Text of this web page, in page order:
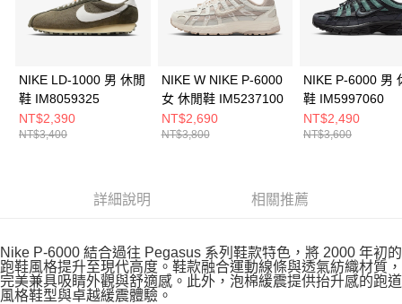
NIKE LD-1000 男 休閒
鞋 IM8059325
NT$2,390
NT$3,400
NIKE W NIKE P-6000
女 休閒鞋 IM5237100
NT$2,690
NT$3,800
NIKE P-6000 男
鞋 IM5997060
NT$2,490
NT$3,600
詳細說明 相關推薦
Nike P-6000 結合過往 Pegasus 系列鞋款特色，將 2000 年初的
跑鞋風格提升至現代高度。鞋款融合運動線條與透氣紡織材質，
完美兼具吸睛外觀與舒適感。此外，泡棉緩震提供抬升感的跑道
風格鞋型與卓越緩震體驗。